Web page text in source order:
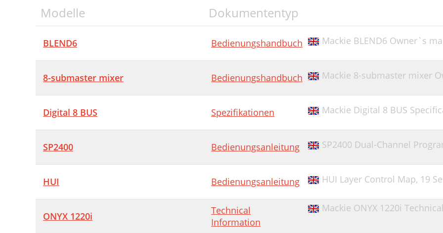
Modelle Dokumententyp
BLEND6 Bedienungshandbuch Mackie BLEND6 Owner`s
8-submaster mixer Bedienungshandbuch Mackie 8-submaster mixer
Digital 8 BUS Spezifikationen Mackie Digital 8 BUS
SP2400 Bedienungsanleitung SP2400 Dual-Channel
HUI Bedienungsanleitung HUI Layer Control Map, 19
ONYX 1220i
Technical
Information
Mackie ONYX 1220i